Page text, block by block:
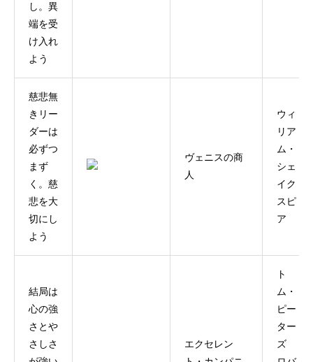
し。異
端を受
け入れ
よう
慈悲無
きリー
ダーは
必ずつ
まず
く。慈
悲を大
切にし
よう
ヴェニスの商
人
ウィ
リア
ム・
シェ
イク
スピ
ア
結局は
心の強
さとや
さしさ
エクセレン
ト
ム・
ピー
ター
ズ